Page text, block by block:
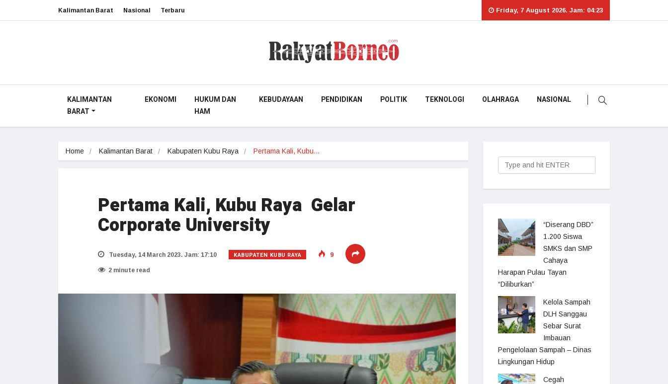
Kalimantan Barat Nasional Terbaru Friday, 7 August 2026. Jam: 04:23
KALIMANTAN
BARAT
EKONOMI
HUKUM DAN
HAM
KEBUDAYAAN PENDIDIKAN POLITIK TEKNOLOGI OLAHRAGA NASIONAL
Home Kalimantan Barat Kabupaten Kubu Raya Pertama Kali, Kubu…
Pertama Kali, Kubu Raya Gelar
Corporate University
Tuesday, 14 March 2023. Jam: 17:10 KABUPATEN KUBU RAYA 9
2 minute read
“Diserang DBD”
1.200 Siswa
SMKS dan SMP
Cahaya
Harapan Pulau Tayan
“Diliburkan”
Kelola Sampah
DLH Sanggau
Sebar Surat
Imbauan
Pengelolaan Sampah – Dinas
Lingkungan Hidup
Cegah